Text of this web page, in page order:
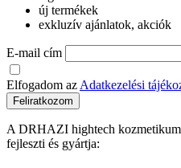
új termékek
exkluzív ajánlatok, akciók
E-mail cím
Elfogadom azAdatkezelési
Feliratkozom
A DRHAZI hightech
fejleszti és gyártja: